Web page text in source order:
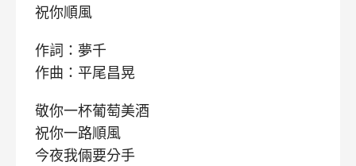
祝你順風
作詞：夢千
作曲：平尾昌晃
敬你一杯葡萄美酒
祝你一路順風
今夜我倆要分手